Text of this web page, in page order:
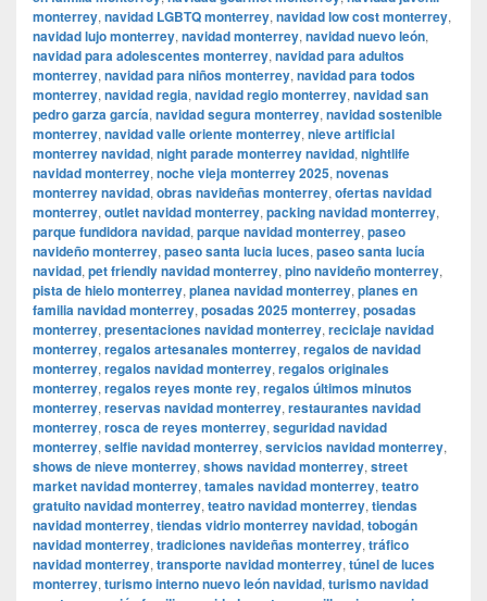
monterrey, navidad LGBTQ monterrey, navidad low cost monterrey,
navidad lujo monterrey, navidad monterrey, navidad nuevo león,
navidad para adolescentes monterrey, navidad para adultos
monterrey, navidad para niños monterrey, navidad para todos
monterrey, navidad regia, navidad regio monterrey, navidad san
pedro garza garcía, navidad segura monterrey, navidad sostenible
monterrey, navidad valle oriente monterrey, nieve artificial
monterrey navidad, night parade monterrey navidad, nightlife
navidad monterrey, noche vieja monterrey 2025, novenas
monterrey navidad, obras navideñas monterrey, ofertas navidad
monterrey, outlet navidad monterrey, packing navidad monterrey,
parque fundidora navidad, parque navidad monterrey, paseo
navideño monterrey, paseo santa lucia luces, paseo santa lucía
navidad, pet friendly navidad monterrey, pino navideño monterrey,
pista de hielo monterrey, planea navidad monterrey, planes en
familia navidad monterrey, posadas 2025 monterrey, posadas
monterrey, presentaciones navidad monterrey, reciclaje navidad
monterrey, regalos artesanales monterrey, regalos de navidad
monterrey, regalos navidad monterrey, regalos originales
monterrey, regalos reyes monte rey, regalos últimos minutos
monterrey, reservas navidad monterrey, restaurantes navidad
monterrey, rosca de reyes monterrey, seguridad navidad
monterrey, selfie navidad monterrey, servicios navidad monterrey,
shows de nieve monterrey, shows navidad monterrey, street
market navidad monterrey, tamales navidad monterrey, teatro
gratuito navidad monterrey, teatro navidad monterrey, tiendas
navidad monterrey, tiendas vidrio monterrey navidad, tobogán
navidad monterrey, tradiciones navideñas monterrey, tráfico
navidad monterrey, transporte navidad monterrey, túnel de luces
monterrey, turismo interno nuevo león navidad, turismo navidad